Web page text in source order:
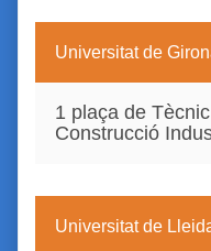
Universitat de
1 plaça de
Construcció
Universitat de